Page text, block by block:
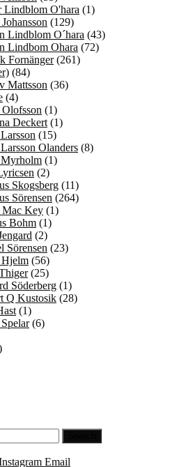
Lindblom O'hara (1)
(129)
Lindblom O´hara (43)
Lindbom Ohara (72)
Fornänger(261)
(84)
Mattsson (36)
(4)
(1)
Deckert (1)
(15)
Olanders (8)
Myrholm (1)
(2)
Skogsberg (11)
Sörensen (264)
Mac Key (1)
Bohm (1)
(2)
Sörensen (23)
Hjelm (56)
(25)
Söderberg (1)
Q Kustosik (28)
(1)
(6)
Email